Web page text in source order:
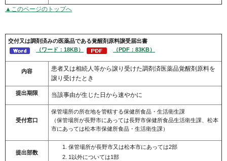
▲このページのトップへ
交付又は調剤済みの医薬品である覚醒剤 原料譲受届出書
（ワード：18KB）
（PDF：83KB）
内容
患者又は相続人等から譲り受けた調剤済医薬品覚醒剤原料を
譲り受けたとき
提出期限 当該事由が生じた日から速やかに
受付窓口
保管場所の所在地を管轄する保健所食品・生活衛生課
（保管場所が長野市にあっては長野市保健所食品生活衛生課、松本
市にあっては松本市保健所食品・生活衛生課）
提出部数
保管場所が長野市又は松本市にあっては2部
1以外については1部